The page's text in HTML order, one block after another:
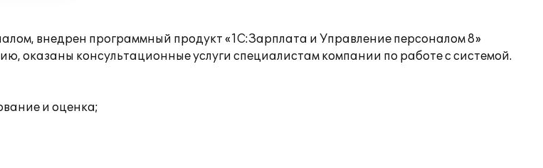
внедрен программный продукт «1С:Зарплата и Управление персоналом 8»
оказаны консультационные услуги специалистам компании по работе с системой.
и оценка;